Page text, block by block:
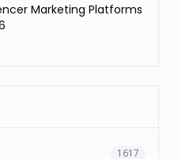
Marketing Platforms
1617